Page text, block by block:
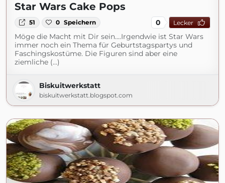
Star Wars Cake Pops
51 0 Speichern 0 Lecker
Möge die Macht mit Dir sein....Irgendwie ist Star Wars
immer noch ein Thema für Geburtstagspartys und
Faschingskostüme. Die Figuren sind aber eine
ziemliche (...)
Biskuitwerkstatt
biskuitwerkstatt.blogspot.com